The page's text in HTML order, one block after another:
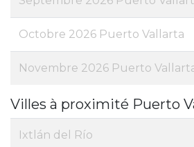
Octobre 2026 Puerto Vallarta
Novembre 2026 Puerto
Villes à proximité Puerto
Ixtlán del Río